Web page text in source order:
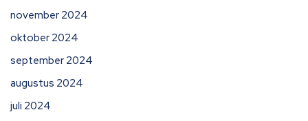
november 2024
oktober 2024
september 2024
augustus 2024
juli 2024